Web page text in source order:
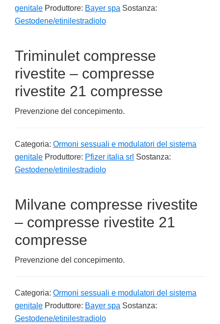
genitale Produttore: Bayer spa Sostanza:
Gestodene/etinilestradiolo
Triminulet compresse
rivestite – compresse
rivestite 21 compresse
Prevenzione del concepimento.
Categoria: Ormoni sessuali e modulatori del sistema
genitale Produttore: Pfizer italia srl Sostanza:
Gestodene/etinilestradiolo
Milvane compresse rivestite
– compresse rivestite 21
compresse
Prevenzione del concepimento.
Categoria: Ormoni sessuali e modulatori del sistema
genitale Produttore: Bayer spa Sostanza:
Gestodene/etinilestradiolo